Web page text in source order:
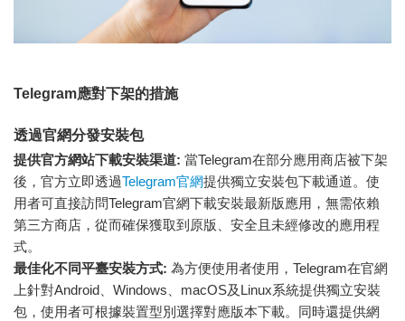
Telegram應對下架的措施
透過官網分發安裝包
提供官方網站下載安裝渠道: 當Telegram在部分應用商店被下架
後，官方立即透過Telegram官網提供獨立安裝包下載通道。使
用者可直接訪問Telegram官網下載安裝最新版應用，無需依賴
第三方商店，從而確保獲取到原版、安全且未經修改的應用程
式。
最佳化不同平臺安裝方式: 為方便使用者使用，Telegram在官網
上針對Android、Windows、macOS及Linux系統提供獨立安裝
包，使用者可根據裝置型別選擇對應版本下載。同時還提供網